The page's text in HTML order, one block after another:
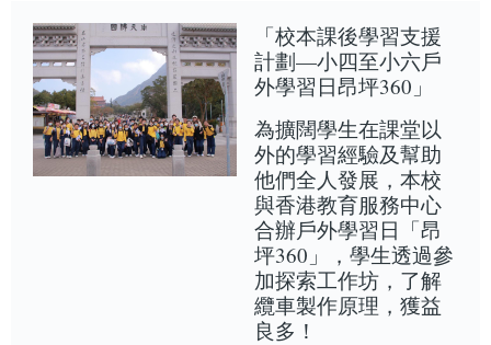
「校本課後學習支援
計劃—小四至小六戶
外學習日昂坪360」
為擴闊學生在課堂以
外的學習經驗及幫助
他們全人發展，本校
與香港教育服務中心
合辦戶外學習日「昂
坪360」，學生透過參
加探索工作坊，了解
纜車製作原理，獲益
良多！